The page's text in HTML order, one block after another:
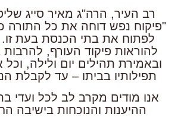
רב העיר, הרה"ג מאיר סייג
"פיקוח נפש דוחה את כל התורה
לפתוח את בתי הכנסת בעת
להוראות פיקוד העורף, להרבות
ובאמירת תהילים יום ולילה,
תפילותיו בביתו – עד לקבלת
אנו מודים מקרב לב לכל ועדי
ההיענות והנוכחות בישיבה